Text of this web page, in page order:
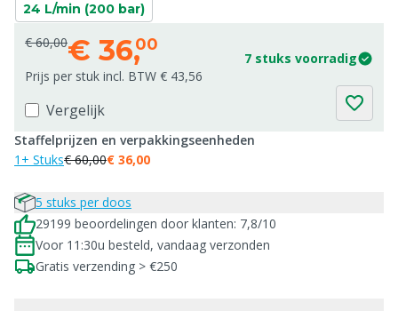
24 L/min (200 bar)
€ 60,00€ 36,00
7 stuks voorradig
Prijs per stuk incl. BTW € 43,56
Vergelijk
Staffelprijzen en verpakkingseenheden
1+ Stuks€ 60,00€ 36,00
5 stuks per doos
29199 beoordelingen door klanten: 7,8/10
Voor 11:30u besteld, vandaag verzonden
Gratis verzending > €250